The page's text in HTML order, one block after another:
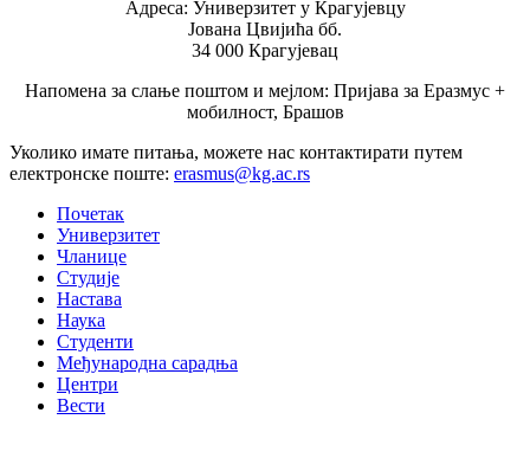
Адреса: Универзитет у Крагујевцу
Јована Цвијића бб.
34 000 Крагујевац
Напомена за слање поштом и мејлом: Пријава за Еразмус +
мобилност, Брашов
Уколико имате питања, можете нас контактирати путем
електронске поште: erasmus@kg.ac.rs
Почетак
Универзитет
Чланице
Студије
Настава
Наука
Студенти
Међународна сарадња
Центри
Вести